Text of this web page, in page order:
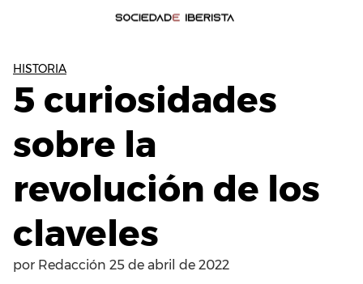
HISTORIA
5 curiosidades
sobre la
revolución de los
claveles
por Redacción 25 de abril de 2022